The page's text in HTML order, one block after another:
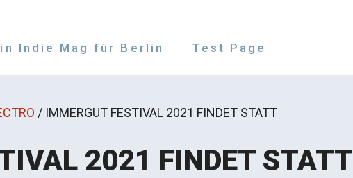
Indie Mag für Berlin Test Page
/ IMMERGUT FESTIVAL 2021 FINDET STATT
2021 FINDET STATT